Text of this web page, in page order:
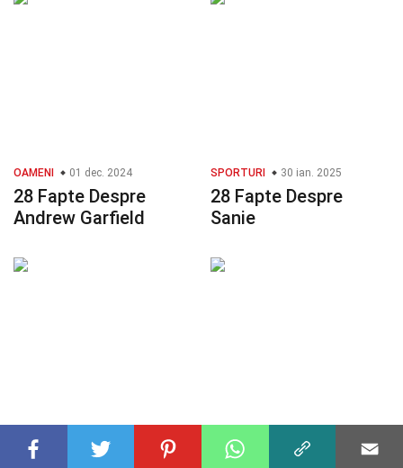
OAMENI 01 dec. 2024
28 Fapte Despre
Andrew Garfield
SPORTURI 30 ian. 2025
28 Fapte Despre
Sanie
DOMENII DE MATEMATICĂ
02 dec. 2024
ARTE VIZUALE 06 mart. 2025